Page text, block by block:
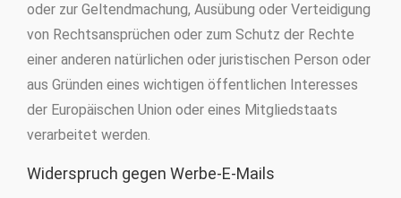
oder zur Geltendmachung, Ausübung oder Verteidigung
von Rechtsansprüchen oder zum Schutz der Rechte
einer anderen natürlichen oder juristischen Person oder
aus Gründen eines wichtigen öffentlichen Interesses
der Europäischen Union oder eines Mitgliedstaats
verarbeitet werden.
Widerspruch gegen Werbe-E-Mails